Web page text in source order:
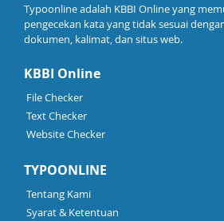
Typoonline adalah KBBI Online yang
pengecekan kata yang tidak sesuai
dokumen, kalimat, dan situs web.
KBBI Online
File Checker
Text Checker
Website Checker
TYPOONLINE
Tentang Kami
Syarat & Ketentuan